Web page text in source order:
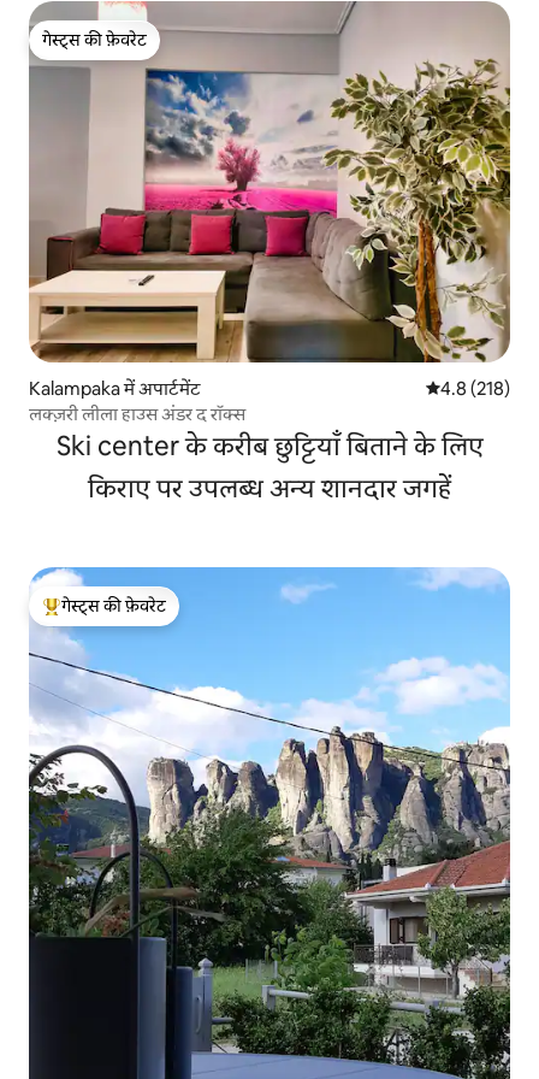
गेस्ट्स की फ़ेवरेट
गेस्ट्स की फ़ेवरेट
Kalampaka में अपार्टमेंट औसत रेटिंग 5 में
4.8 (218)
लक्ज़री लीला हाउस अंडर द रॉक्स
Ski center के करीब छुट्टियाँ बिताने के लिए
किराए पर उपलब्ध अन्य शानदार जगहें
गेस्ट्स का टॉप फ़ेवरेट
गेस्ट्स की फ़ेवरेट